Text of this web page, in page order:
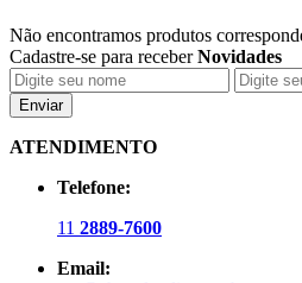
Não encontramos produtos
Cadastre-se para receberNovidades
Enviar
ATENDIMENTO
Telefone:
11 2889-7600
Email: